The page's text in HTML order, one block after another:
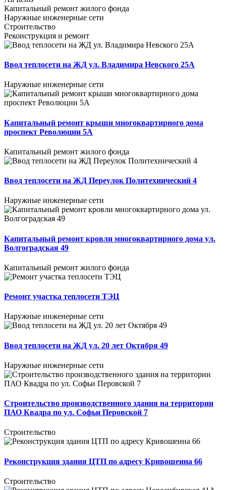
Капитальный ремонт жилого фонда
Наружные инженерные сети
Строительство
Реконструкция и ремонт
Ввод теплосети на ЖД ул. Владимира Невского 25А
Наружные инженерные сети
Капитальный ремонт крыши многоквартирного дома
проспект Революции 5А
Капитальный ремонт жилого фонда
Ввод теплосети на ЖД Переулок Политехнический 4
Наружные инженерные сети
Капитальный ремонт кровли многоквартирного дома ул.
Волгоградская 49
Капитальный ремонт жилого фонда
Ремонт участка теплосети ТЭЦ
Наружные инженерные сети
Ввод теплосети на ЖД ул. 20 лет Октября 49
Наружные инженерные сети
Строительство производственного здания на территории
ПАО Квадра по ул. Софьи Перовской 7
Строительство
Реконструкция здания ЦТП по адресу Кривошеина 66
Строительство